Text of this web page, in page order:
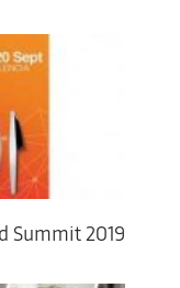
Summit 2019